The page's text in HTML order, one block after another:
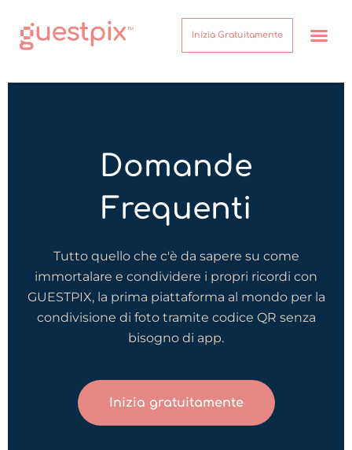
Inizia Gratuitamente
Domande
Frequenti
Tutto quello che c'è da sapere su come
immortalare e condividere i propri ricordi con
GUESTPIX, la prima piattaforma al mondo per la
condivisione di foto tramite codice QR senza
bisogno di app.
Inizia gratuitamente